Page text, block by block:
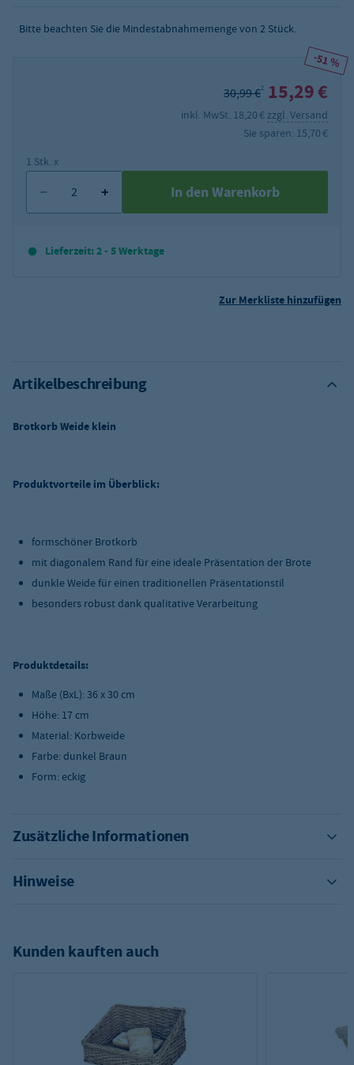
Bitte beachten Sie die Mindestabnahmemenge von 2 Stück.
-51 %
30,99 €2 15,29 €
inkl. MwSt. 18,20 € zzgl. Versand
Sie sparen: 15,70 €
1 Stk. x
In den Warenkorb
Lieferzeit: 2 - 5 Werktage
Zur Merkliste hinzufügen
Artikelbeschreibung
Brotkorb Weide klein
Produktvorteile im Überblick:
formschöner Brotkorb
mit diagonalem Rand für eine ideale Präsentation der Brote
dunkle Weide für einen traditionellen Präsentationstil
besonders robust dank qualitative Verarbeitung
Produktdetails:
Maße (BxL): 36 x 30 cm
Höhe: 17 cm
Material: Korbweide
Farbe: dunkel Braun
Form: eckig
Zusätzliche Informationen
Hinweise
Kunden kauften auch